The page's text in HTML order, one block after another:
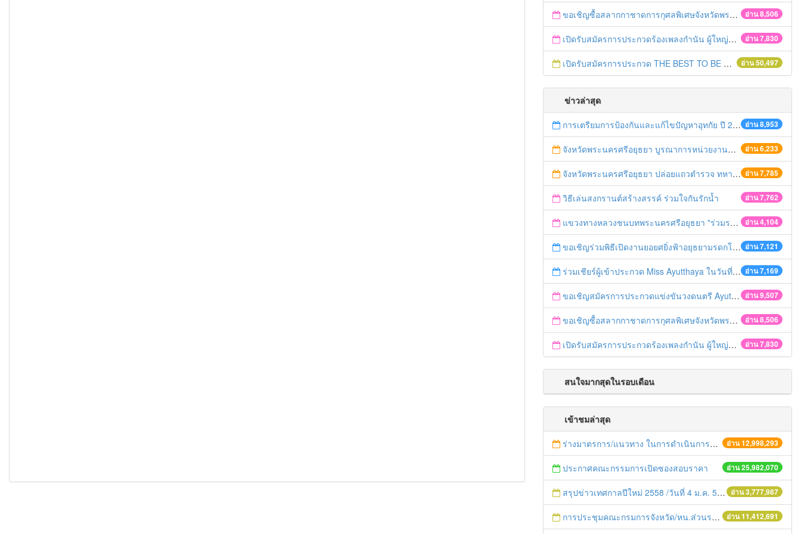
อ่าน 8,506
ขอเชิญซื้อสลากกาชาดการกุศลพิเศษจังหวัดพระนครศรีอยุธยา 2560
อ่าน 7,830
เปิดรับสมัครการประกวดร้องเพลงกำนัน ผู้ใหญ่บ้าน ฯลฯ
อ่าน 50,497
เปิดรับสมัครการประกวด THE BEST TO BE NUMBER ONE
ข่าวล่าสุด
อ่าน 8,953
การเตรียมการป้องกันและแก้ไขปัญหาอุทกัย ปี 2561
อ่าน 6,233
จังหวัดพระนครศรีอยุธยา บูรณาการหน่วยงานที่เกี่ยวข้อง ลงพื้นที่จัดระเบียบและดำเนินมาตรการตามบทลงโทษสูงสุดกับผู้ประกอบการร้านค้าที่ยังฝ่าฝืนตั้งร้านค้ารุกล้ำเขตพื้นที่ทางหลวง เตรียมความปลอดภัยก่อนเทศกาลสงกรานต์
อ่าน 7,785
จังหวัดพระนครศรีอยุธยา ปล่อยแถวตำรวจ ทหาร ฝ่ายปกครอง กว่า 100 นาย ตรวจเข้มท่ารถสาธารณะ สถานีขนส่งรถโดยสาร วินรถตู้ และสถานีรถไฟ เตรียมรับมือเทศกาลสงกรานต์
อ่าน 7,762
วิธีเล่นสงกรานต์สร้างสรรค์ ร่วมใจกันรักน้ำ
อ่าน 4,104
แขวงทางหลวงชนบทพระนครศรีอยุธยา "ร่วมรณรงค์ ขับช้า เปิดไฟหน้า คาดเข็มขัด" เทศกาลสงกรานต์ ปี 2561
อ่าน 7,121
ขอเชิญร่วมพิธีเปิดงานยอยศยิ่งฟ้าอยุธยามรดกโลก
อ่าน 7,169
ร่วมเชียร์ผู้เข้าประกวด Miss Ayutthaya ในวันที่ 15 ธันวาคม 2560
อ่าน 9,507
ขอเชิญสมัครการประกวดแข่งขันวงดนตรี Ayutthaya battle of the bands
อ่าน 8,506
ขอเชิญซื้อสลากกาชาดการกุศลพิเศษจังหวัดพระนครศรีอยุธยา 2560
อ่าน 7,830
เปิดรับสมัครการประกวดร้องเพลงกำนัน ผู้ใหญ่บ้าน ฯลฯ
สนใจมากสุดในรอบเดือน
เข้าชมล่าสุด
อ่าน 12,998,293
ร่างมาตรการ/แนวทาง ในการดำเนินการประกอบการตรวจราชการแบบบูรณาการ
อ่าน 25,982,070
ประกาศคณะกรรมการเปิดซองสอบราคา
อ่าน 3,777,987
สรุปข่าวเทศกาลปีใหม่ 2558 /วันที่ 4 ม.ค. 58
อ่าน 11,412,691
การประชุมคณะกรมการจังหวัด/หน.ส่วนราชการประจำเดือน มิถุนายน 2558